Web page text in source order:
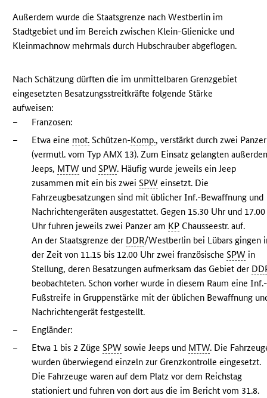
Außerdem wurde die Staatsgrenze nach Westberlin im
Stadtgebiet und im Bereich zwischen Klein-Glienicke und
Kleinmachnow mehrmals durch Hubschrauber abgeflogen.
Nach Schätzung dürften die im unmittelbaren Grenzgebiet
eingesetzten Besatzungsstreitkräfte folgende Stärke
aufweisen:
–
Franzosen:
–
Etwa eine mot. Schützen-Komp., verstärkt durch zwei Panzer
(vermutl. vom Typ AMX 13). Zum Einsatz gelangten
Jeeps, MTW undSPW. Häufig wurde jeweils ein Jeep
zusammen mit ein bis zweiSPW einsetzt. Die
Fahrzeugbesatzungen sind mit üblicher Inf.-Bewaffnung und
Nachrichtengeräten ausgestattet. Gegen 15.30 Uhr und 17.00
Uhr fuhren jeweils zwei Panzer am KP Chausseestr. auf.
An der Staatsgrenze der DDR/Westberlin bei Lübars gingen
der Zeit von 11.15 bis 12.00 Uhr zwei französischeSPW in
Stellung, deren Besatzungen aufmerksam das Gebiet der
beobachteten. Schon vorher wurde in diesem Raum eine Inf.-
Fußstreife in Gruppenstärke mit der üblichen Bewaffnung
Nachrichtengerät festgestellt.
–
Engländer:
–
Etwa 1 bis 2 ZügeSPW sowie Jeeps und MTW. Die
wurden überwiegend einzeln zur Grenzkontrolle eingesetzt.
Die Fahrzeuge waren auf dem Platz vor dem Reichstag
stationiert und fuhren von dort aus die im Bericht vom 31.8.